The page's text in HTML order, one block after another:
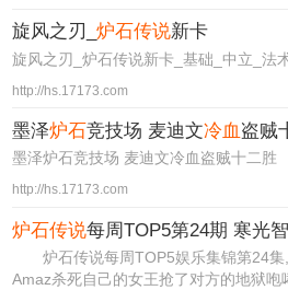
旋风之刃_炉石传说新卡
旋风之刃_炉石传说新卡_基础_中立_法
http://hs.17173.com
墨泽炉石竞技场 麦迪文冷血 盗贼
墨泽炉石竞技场 麦迪文冷血盗贼十二胜
http://hs.17173.com
炉石传说每周TOP5第24期 寒光
炉石传说每周TOP5娱乐集锦第24集,
Amaz杀死自己的女王抢了对方的地狱咆